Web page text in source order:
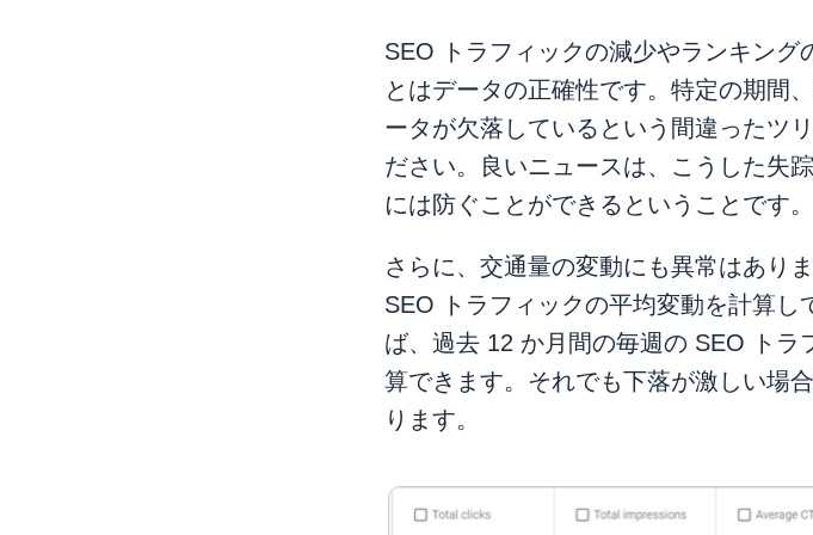
SEO トラフィックの減少やランキング
とはデータの正確性です。特定の期間
ータが欠落しているという間違ったツ
ださい。良いニュースは、こうした失
には防ぐことができるということです。
さらに、交通量の変動にも異常はあり
SEO トラフィックの平均変動を計算し
ば、過去 12 か月間の毎週の SEO ト
算できます。それでも下落が激しい場
ります。